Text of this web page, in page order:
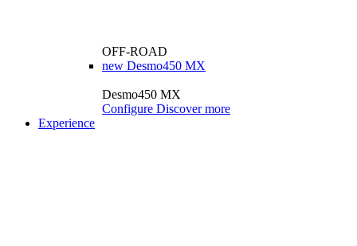
OFF-ROAD
new Desmo450 MX
Desmo450 MX
Configure Discover more
Experience